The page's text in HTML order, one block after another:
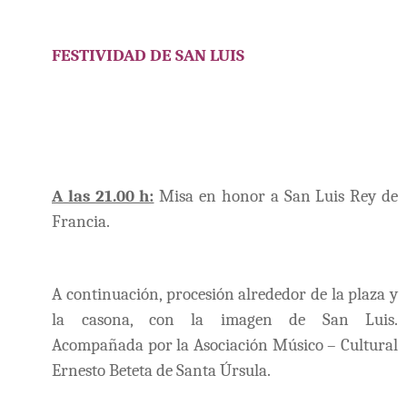
FESTIVIDAD DE SAN LUIS
A las 21.00 h: Misa en honor a San Luis Rey de
Francia.
A continuación, procesión alrededor de la plaza y
la casona, con la imagen de San Luis.
Acompañada por la Asociación Músico – Cultural
Ernesto Beteta de Santa Úrsula.